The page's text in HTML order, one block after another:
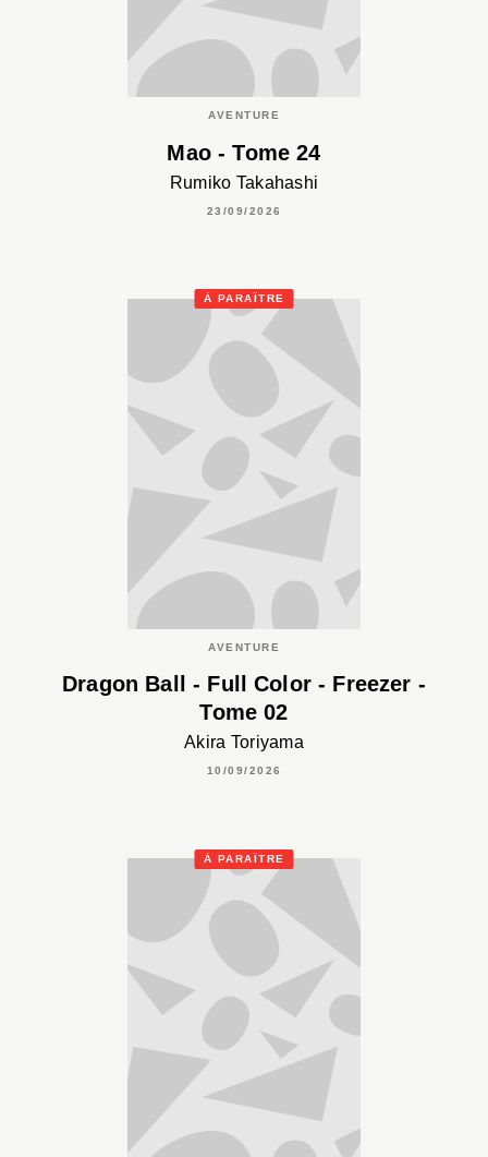
AVENTURE
Mao - Tome 24
Rumiko Takahashi
23/09/2026
À PARAÎTRE
AVENTURE
Dragon Ball - Full Color - Freezer -
Tome 02
Akira Toriyama
10/09/2026
À PARAÎTRE